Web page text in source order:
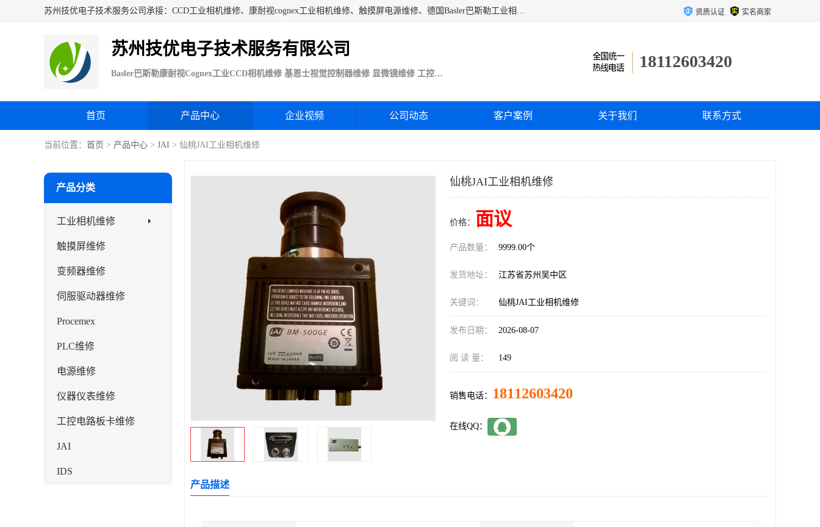
苏州技优电子技术服务公司承接：CCD工业相机维修、康耐视cognex工业相机维修、触摸屏电源维修、德国Basler巴斯勒工业相机维修、科研蛋白分析仪制冷相机维修等各种设备维修。公司客户行业涉及机械制造、注塑业、橡胶、电路板制造工厂、印刷、电梯、汽车生产、发电、电镀、医疗、食品、包装等。 资质认证 实名商家
苏州技优电子技术服务有限公司
Basler巴斯勒康耐视Cognex工业CCD相机维修 基恩士视觉控制器维修 显微镜维修 工控触摸屏电源电路板维修
18112603420
首页 产品中心 企业视频 公司动态 客户案例 关于我们 联系方式
当前位置： 首页 > 产品中心 > JAI > 仙桃JAI工业相机维修
产品分类
工业相机维修
触摸屏维修
变频器维修
伺服驱动器维修
Procemex
PLC维修
电源维修
仪器仪表维修
工控电路板卡维修
JAI
IDS
仙桃JAI工业相机维修
价格： 面议
产品数量： 9999.00个
发货地址： 江苏省苏州吴中区
关键词： 仙桃JAI工业相机维修
发布日期： 2026-08-07
阅 读 量： 149
销售电话： 18112603420
在线QQ：
产品描述